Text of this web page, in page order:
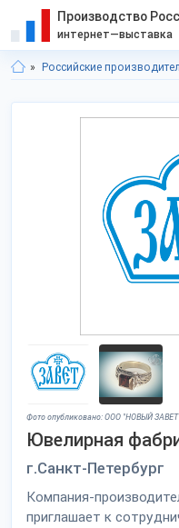
Производство
интернет—выставка
Российские
Фото опубликовано: ООО "НОВЫЙ
Ювелирная
г.Санкт-Петербург
Компания-
приглашает к